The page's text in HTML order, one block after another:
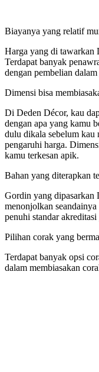
Biayanya yang relatif
Harga yang di tawarkan
Terdapat banyak
dengan pembelian
Dimensi bisa
Di Deden Décor, kau
dengan apa yang kamu
dulu dikala sebelum kau
pengaruhi harga.
kamu terkesan apik.
Bahan yang diterapkan
Gordin yang dipasarkan
menonjolkan
penuhi standar
Pilihan corak yang
Terdapat banyak opsi
dalam membiasakan